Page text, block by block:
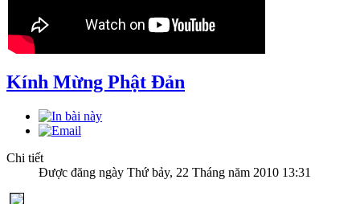
Kính Mừng Phật Đản
Chi tiết
Được đăng ngày Thứ bảy, 22 Tháng năm 2010 13:31